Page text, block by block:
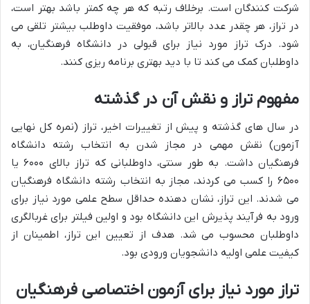
شرکت کنندگان است. برخلاف رتبه که هر چه کمتر باشد بهتر است،
در تراز، هر چقدر عدد بالاتر باشد، موفقیت داوطلب بیشتر تلقی می
شود. درک تراز مورد نیاز برای قبولی در دانشگاه فرهنگیان، به
داوطلبان کمک می کند تا با دید بهتری برنامه ریزی کنند.
مفهوم تراز و نقش آن در گذشته
در سال های گذشته و پیش از تغییرات اخیر، تراز (نمره کل نهایی
آزمون) نقش مهمی در مجاز شدن به انتخاب رشته دانشگاه
فرهنگیان داشت. به طور سنتی، داوطلبانی که تراز بالای ۶۰۰۰ یا
۶۵۰۰ را کسب می کردند، مجاز به انتخاب رشته دانشگاه فرهنگیان
می شدند. این تراز، نشان دهنده حداقل سطح علمی مورد نیاز برای
ورود به فرآیند پذیرش این دانشگاه بود و اولین فیلتر برای غربالگری
داوطلبان محسوب می شد. هدف از تعیین این تراز، اطمینان از
کیفیت علمی اولیه دانشجویان ورودی بود.
تراز مورد نیاز برای آزمون اختصاصی فرهنگیان